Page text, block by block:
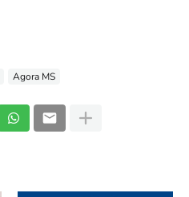
Agora MS